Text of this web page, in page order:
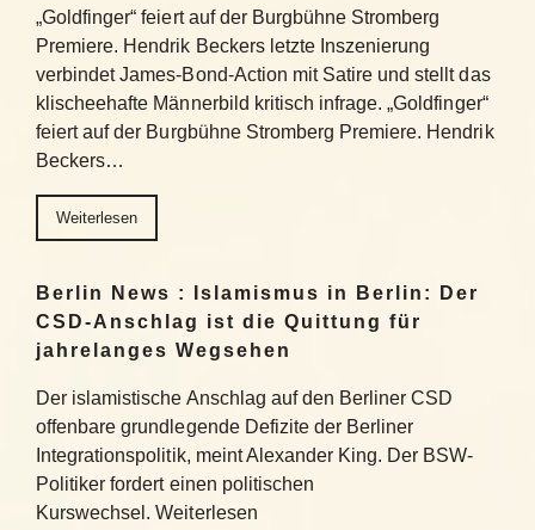
„Goldfinger“ feiert auf der Burgbühne Stromberg
Premiere. Hendrik Beckers letzte Inszenierung
verbindet James-Bond-Action mit Satire und stellt das
klischeehafte Männerbild kritisch infrage. „Goldfinger“
feiert auf der Burgbühne Stromberg Premiere. Hendrik
Beckers…
Weiterlesen
Berlin News : Islamismus in Berlin: Der
CSD-Anschlag ist die Quittung für
jahrelanges Wegsehen
Der islamistische Anschlag auf den Berliner CSD
offenbare grundlegende Defizite der Berliner
Integrationspolitik, meint Alexander King. Der BSW-
Politiker fordert einen politischen
Kurswechsel. Weiterlesen